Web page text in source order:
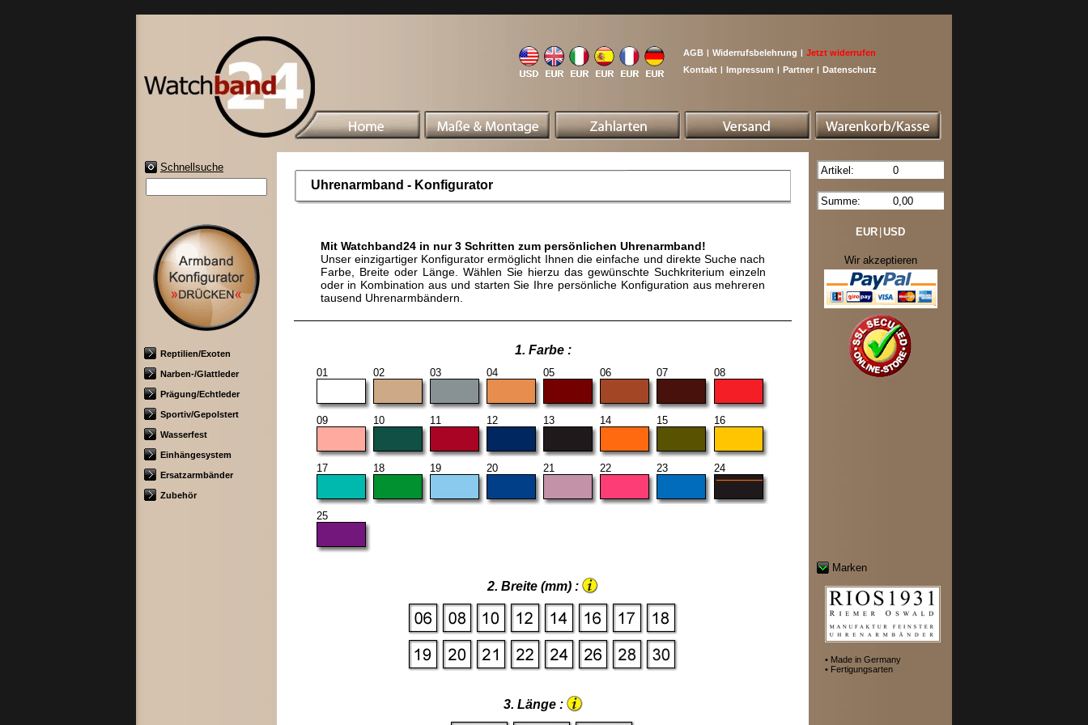
AGB | Widerrufsbelehrung | Jetzt widerrufen
Kontakt | Impressum | Partner | Datenschutz
Schnellsuche
Reptilien/Exoten
Narben-/Glattleder
Prägung/Echtleder
Sportiv/Gepolstert
Wasserfest
Einhängesystem
Ersatzarmbänder
Zubehör
Uhrenarmband - Konfigurator
Mit Watchband24 in nur 3 Schritten zum persönlichen Uhrenarmband!
Unser einzigartiger Konfigurator ermöglicht Ihnen die einfache und direkte Suche nach
Farbe, Breite oder Länge. Wählen Sie hierzu das gewünschte Suchkriterium einzeln
oder in Kombination aus und starten Sie Ihre persönliche Konfiguration aus mehreren
tausend Uhrenarmbändern.
1. Farbe :
01 02 03 04 05 06 07 08
09 10 11 12 13 14 15 16
17 18 19 20 21 22 23 24
25
2. Breite (mm) :
3. Länge :
Artikel: 0
Summe: 0,00
EUR USD
Wir akzeptieren
Marken
• Made in Germany
• Fertigungsarten